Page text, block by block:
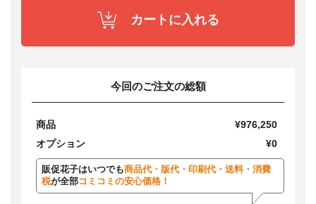
カートに入れる
今回のご注文の総額
商品
¥976,250
オプション
¥0
販促花子はいつでも商品代・版代・印刷代・送料・消費
税が全部コミコミの安心価格！